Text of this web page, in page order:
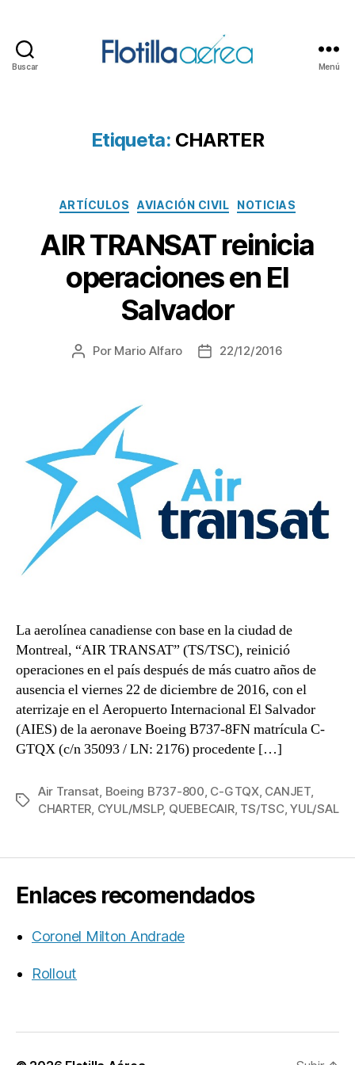
Buscar Menú
Etiqueta: CHARTER
Categorías
ARTÍCULOS AVIACIÓN CIVIL NOTICIAS
AIR TRANSAT reinicia
operaciones en El
Salvador
Autor
Por Mario Alfaro
Fecha22/12/2016
La aerolínea canadiense con base en la ciudad de
Montreal, “AIR TRANSAT” (TS/TSC), reinició
operaciones en el país después de más cuatro años de
ausencia el viernes 22 de diciembre de 2016, con el
aterrizaje en el Aeropuerto Internacional El Salvador
(AIES) de la aeronave Boeing B737-8FN matrícula C-
GTQX (c/n 35093 / LN: 2176) procedente […]
Etiquetas
Air Transat, Boeing B737-800, C-GTQX, CANJET,
CHARTER, CYUL/MSLP, QUEBECAIR, TS/TSC,YUL/SAL
Enlaces recomendados
Coronel Milton Andrade
Rollout